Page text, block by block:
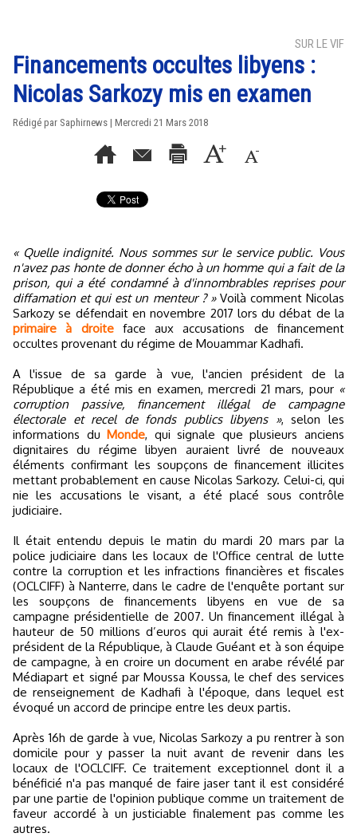
SUR LE VIF
Financements occultes libyens :
Nicolas Sarkozy mis en examen
Rédigé par Saphirnews | Mercredi 21 Mars 2018
« Quelle indignité. Nous sommes sur le service public. Vous
n'avez pas honte de donner écho à un homme qui a fait de la
prison, qui a été condamné à d'innombrables reprises pour
diffamation et qui est un menteur ? »Voilà comment Nicolas
Sarkozy se défendait en novembre 2017 lors du débat de la
primaire à droiteface aux accusations de financement
occultes provenant du régime de Mouammar Kadhafi.
A l'issue de sa garde à vue, l'ancien président de la
République a été mis en examen, mercredi 21 mars, pour «
corruption passive, financement illégal de campagne
électorale et recel de fonds publics libyens », selon les
informations duMonde, qui signale que plusieurs anciens
dignitaires du régime libyen auraient livré de nouveaux
éléments confirmant les soupçons de financement illicites
mettant probablement en cause Nicolas Sarkozy. Celui-ci, qui
nie les accusations le visant, a été placé sous contrôle
judiciaire.
Il était entendu depuis le matin du mardi 20 mars par la
police judiciaire dans les locaux de l'Office central de lutte
contre la corruption et les infractions financières et fiscales
(OCLCIFF) à Nanterre, dans le cadre de l'enquête portant sur
les soupçons de financements libyens en vue de sa
campagne présidentielle de 2007. Un financement illégal à
hauteur de 50 millions d’euros qui aurait été remis à l'ex-
président de la République, à Claude Guéant et à son équipe
de campagne, à en croire un document en arabe révélé par
Médiapart et signé par Moussa Koussa, le chef des services
de renseignement de Kadhafi à l'époque, dans lequel est
évoqué un accord de principe entre les deux partis.
Après 16h de garde à vue, Nicolas Sarkozy a pu rentrer à son
domicile pour y passer la nuit avant de revenir dans les
locaux de l'OCLCIFF. Ce traitement exceptionnel dont il a
bénéficié n'a pas manqué de faire jaser tant il est considéré
par une partie de l'opinion publique comme un traitement de
faveur accordé à un justiciable finalement pas comme les
autres.